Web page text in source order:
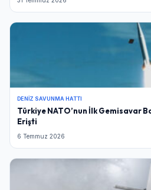
DENIZ SAVUNMA HATTI
Türkiye NATO’nun İlk Gemisavar
Erişti
6 Temmuz 2026